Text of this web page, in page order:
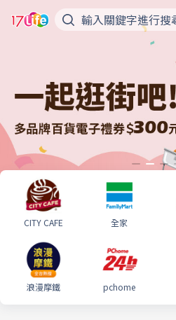
CITY CAFE 全家
浪漫摩鐵 pchome